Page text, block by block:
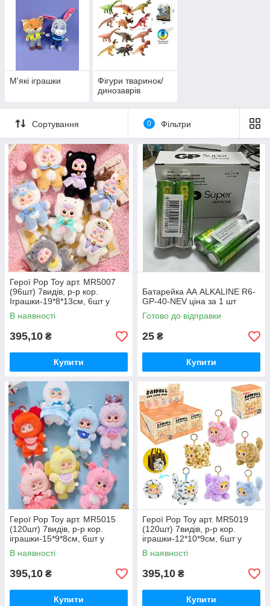
М'які іграшки
Фігури тваринок/
динозаврів
Сортування 0 Фільтри
Герої Pop Toy арт. MR5007
(96шт) 7видів, р-р кор.
Іграшки-19*8*13см, 6шт у
дисплей боксі 40*17*33см
В наявності
395,10 ₴
Купити
Батарейка АА ALKALINE R6-
GP-40-NEV ціна за 1 шт
Готово до відправки
25 ₴
Купити
Герої Pop Toy арт. MR5015
(120шт) 7видів, р-р кор.
іграшки-15*9*8см, 6шт у
дисплей боксі 28*17*28см
В наявності
395,10 ₴
Купити
Герої Pop Toy арт. MR5019
(120шт) 7видів, р-р кор.
іграшки-12*10*9см, 6шт у
дисплей боксі 31*18,5*28см
В наявності
395,10 ₴
Купити